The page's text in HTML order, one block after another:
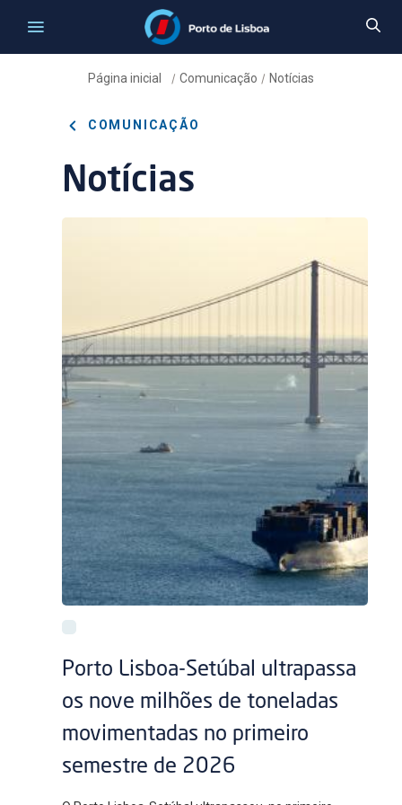
Página inicial / Comunicação / Notícias
COMUNICAÇÃO
Notícias
Porto Lisboa-Setúbal ultrapassa
os nove milhões de toneladas
movimentadas no primeiro
semestre de 2026